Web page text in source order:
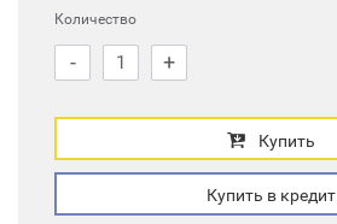
Количество
- +
Купить
Купить в кредит